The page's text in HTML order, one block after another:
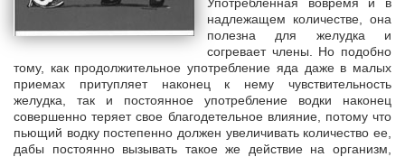
Употребленная вовремя и в
надлежащем количестве, она
полезна для желудка и
согревает члены. Но подобно
тому, как продолжительное употребление яда даже в малых
приемах притупляет наконец к нему чувствительность
желудка, так и постоянное употребление водки наконец
совершенно теряет свое благодетельное влияние, потому что
пьющий водку постепенно должен увеличивать количество ее,
дабы постоянно вызывать такое же действие на организм,